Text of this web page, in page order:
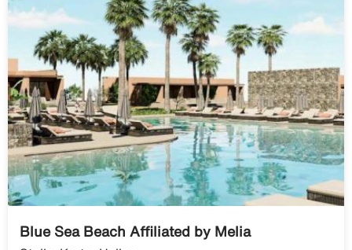
Blue Sea Beach Affiliated by Melia